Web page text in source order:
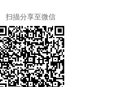
扫描分享至微信